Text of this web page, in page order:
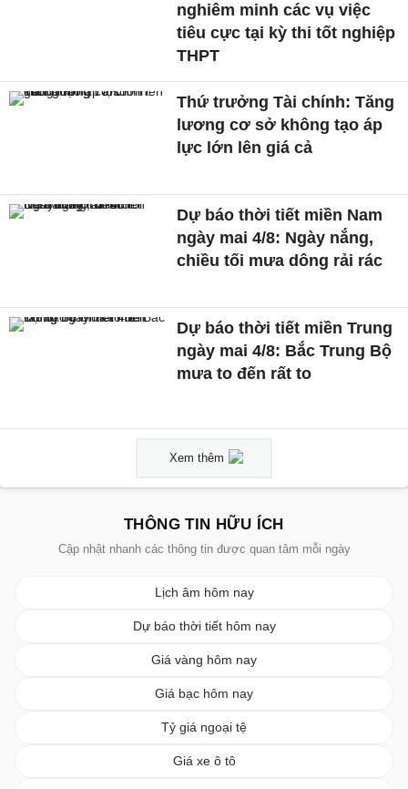
nghiêm minh các vụ việc
tiêu cực tại kỳ thi tốt nghiệp
THPT
Thứ trưởng Tài chính: Tăng
lương cơ sở không tạo áp
lực lớn lên giá cả
Dự báo thời tiết miền Nam
ngày mai 4/8: Ngày nắng,
chiều tối mưa dông rải rác
Dự báo thời tiết miền Trung
ngày mai 4/8: Bắc Trung Bộ
mưa to đến rất to
Xem thêm
THÔNG TIN HỮU ÍCH
Cập nhật nhanh các thông tin được quan tâm mỗi ngày
Lịch âm hôm nay
Dự báo thời tiết hôm nay
Giá vàng hôm nay
Giá bạc hôm nay
Tỷ giá ngoại tệ
Giá xe ô tô